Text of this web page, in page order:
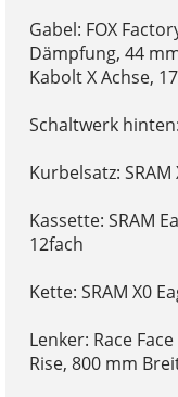
Gabel: FOX
Dämpfung, 44
Kabolt X Achse,
Schaltwerk hinten:
Kurbelsatz:
Kassette: SRAM
12fach
Kette: SRAM X0
Lenker: Race
Rise, 800 mm